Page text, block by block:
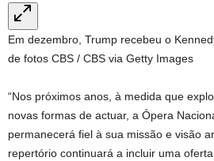
Em dezembro, Trump recebeu o
de fotos CBS / CBS via Getty Images
“Nos próximos anos, à medida que
novas formas de actuar, a Ópera
permanecerá fiel à sua missão e visão
repertório continuará a incluir uma